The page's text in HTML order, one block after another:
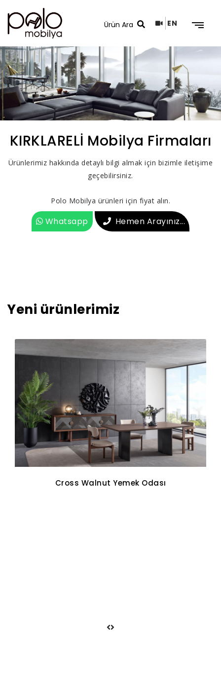
EN
KIRKLARELİ Mobilya Firmaları
Ürünlerimiz hakkında detaylı bilgi almak için bizimle iletişime
geçebilirsiniz.
Polo Mobilya ürünleri için fiyat alın.
Whatsapp Hemen Arayınız...
Yeni ürünlerimiz
Cross Walnut Yemek Odası
Arama Sonuçları